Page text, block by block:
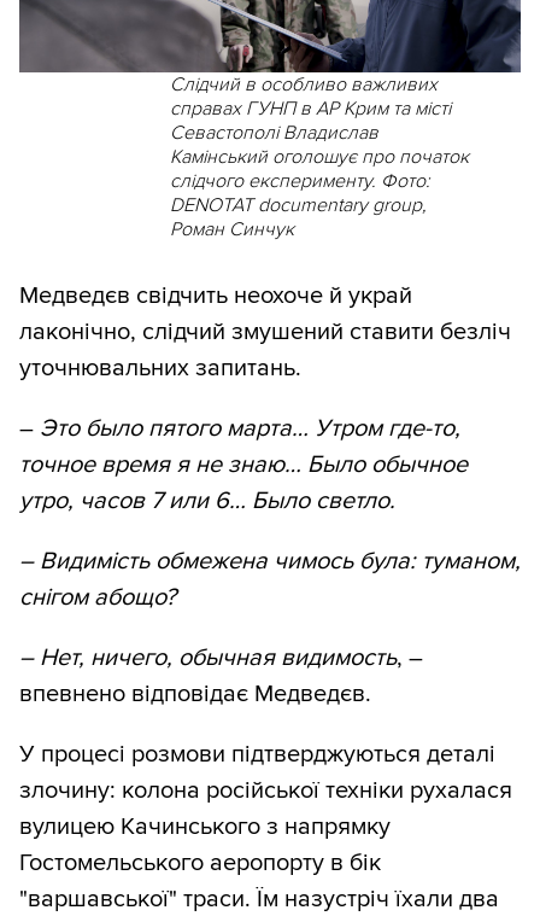
Слідчий в особливо важливих
справах ГУНП в АР Крим та місті
Севастополі Владислав
Камінський оголошує про початок
слідчого експерименту. Фото:
DENOTAT documentary group,
Роман Синчук
Медведєв свідчить неохоче й украй
лаконічно, слідчий змушений ставити безліч
уточнювальних запитань.
– Это было пятого марта… Утром где-то,
точное время я не знаю… Было обычное
утро, часов 7 или 6… Было светло.
– Видимість обмежена чимось була: туманом,
снігом абощо?
– Нет, ничего, обычная видимость, –
впевнено відповідає Медведєв.
У процесі розмови підтверджуються деталі
злочину: колона російської техніки рухалася
вулицею Качинського з напрямку
Гостомельського аеропорту в бік
"варшавської" траси. Їм назустріч їхали два